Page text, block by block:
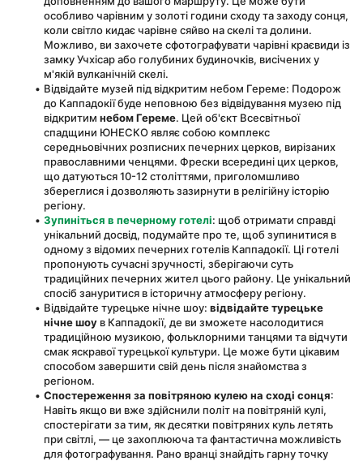
особливо чарівним у золоті години сходу та заходу сонця,
коли світло кидає чарівне сяйво на скелі та долини.
Можливо, ви захочете сфотографувати чарівні краєвиди із
замку Учхісар або голубиних будиночків, висічених у
м'якій вулканічній скелі.
Відвідайте музей під відкритим небом Гереме: Подорож
до Каппадокії буде неповною без відвідування музею під
відкритим небом Гереме. Цей об'єкт Всесвітньої
спадщини ЮНЕСКО являє собою комплекс
середньовічних розписних печерних церков, вирізаних
православними ченцями. Фрески всередині цих церков,
що датуються 10-12 століттями, приголомшливо
збереглися і дозволяють зазирнути в релігійну історію
регіону.
Зупиніться в печерному готелі: щоб отримати справді
унікальний досвід, подумайте про те, щоб зупинитися в
одному з відомих печерних готелів Каппадокії. Ці готелі
пропонують сучасні зручності, зберігаючи суть
традиційних печерних жител цього району. Це унікальний
спосіб зануритися в історичну атмосферу регіону.
Відвідайте турецьке нічне шоу: відвідайте турецьке
нічне шоу в Каппадокії, де ви зможете насолодитися
традиційною музикою, фольклорними танцями та відчути
смак яскравої турецької культури. Це може бути цікавим
способом завершити свій день після знайомства з
регіоном.
Спостереження за повітряною кулею на сході сонця:
Навіть якщо ви вже здійснили політ на повітряній кулі,
спостерігати за тим, як десятки повітряних куль летять
при світлі, — це захоплююча та фантастична можливість
для фотографування. Рано вранці знайдіть гарну точку